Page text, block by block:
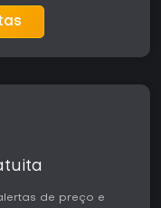
de preço e